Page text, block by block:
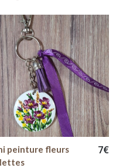
peinture fleurs
7€